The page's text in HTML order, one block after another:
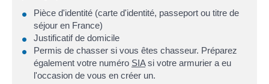
Pièce d'identité (carte d'identité, passeport ou titre de
séjour en France)
Justificatif de domicile
Permis de chasser si vous êtes chasseur. Préparez
également votre numéro SIAsi votre armurier a eu
l'occasion de vous en créer un.